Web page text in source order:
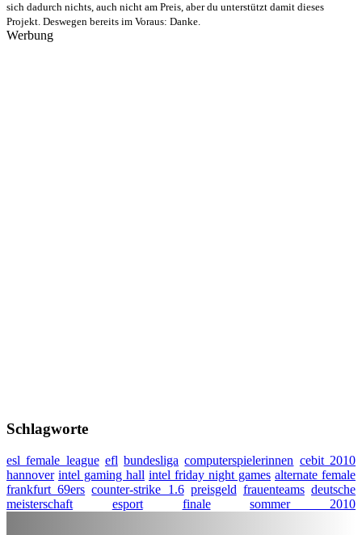
sich dadurch nichts, auch nicht am Preis, aber du unterstützt damit dieses
Projekt. Deswegen bereits im Voraus: Danke.
Werbung
Schlagworte
esl female league efl bundesliga computerspielerinnen cebit 2010
hannover intel gaming hall intel friday night games alternate female
frankfurt 69ers counter-strike 1.6 preisgeld frauenteams deutsche
meisterschaft
esport finale sommer 2010